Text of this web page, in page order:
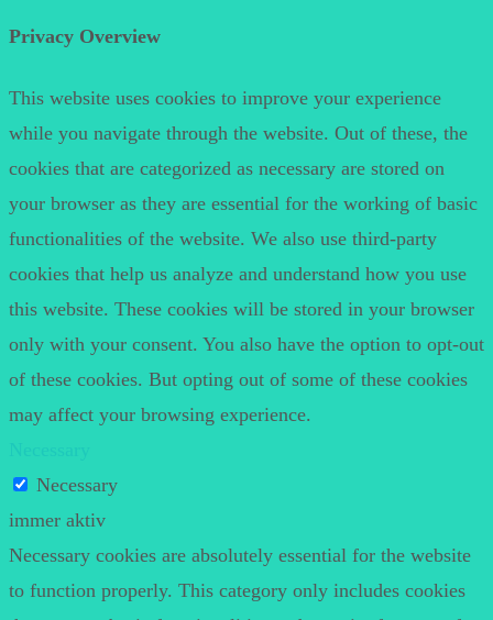
Privacy Overview
This website uses cookies to improve your experience
while you navigate through the website. Out of these, the
cookies that are categorized as necessary are stored on
your browser as they are essential for the working of basic
functionalities of the website. We also use third-party
cookies that help us analyze and understand how you use
this website. These cookies will be stored in your browser
only with your consent. You also have the option to opt-out
of these cookies. But opting out of some of these cookies
may affect your browsing experience.
Necessary
immer aktiv
Necessary cookies are absolutely essential for the website
to function properly. This category only includes cookies